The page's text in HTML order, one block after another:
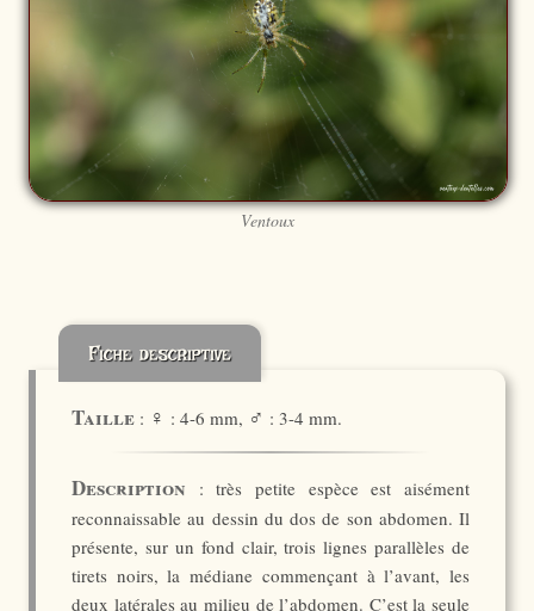
Ventoux
Fiche descriptive
Taille : ♀ : 4-6 mm, ♂ : 3-4 mm.
Description : très petite espèce est aisément
reconnaissable au dessin du dos de son abdomen. Il
présente, sur un fond clair, trois lignes parallèles de
tirets noirs, la médiane commençant à l’avant, les
deux latérales au milieu de l’abdomen. C’est la seule